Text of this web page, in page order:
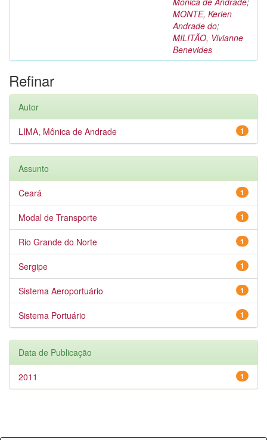
MONTE, Kerlen
Andrade do;
MILITÃO, Vivianne
Benevides
Refinar
Autor
1
LIMA, Mônica de Andrade
Assunto
1
Ceará
1
Modal de Transporte
1
Rio Grande do Norte
1
Sergipe
1
Sistema Aeroportuário
1
Sistema Portuário
Data de Publicação
1
2011